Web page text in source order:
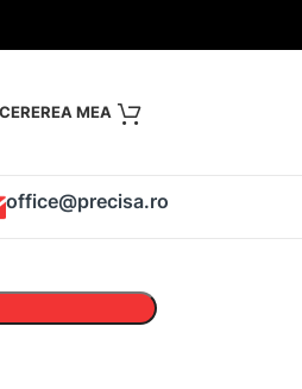
office@precisa.ro